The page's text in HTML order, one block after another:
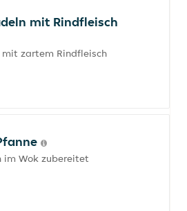
mit Rindfleisch
zartem Rindfleisch
Wok zubereitet